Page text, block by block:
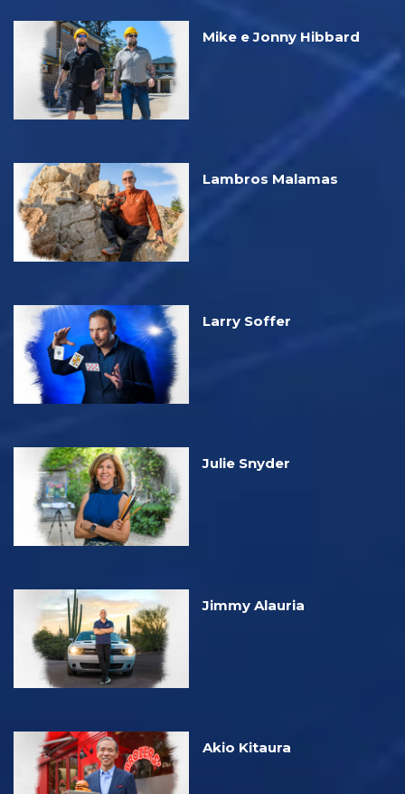
Mike e Jonny Hibbard
Lambros Malamas
Larry Soffer
Julie Snyder
Jimmy Alauria
Akio Kitaura